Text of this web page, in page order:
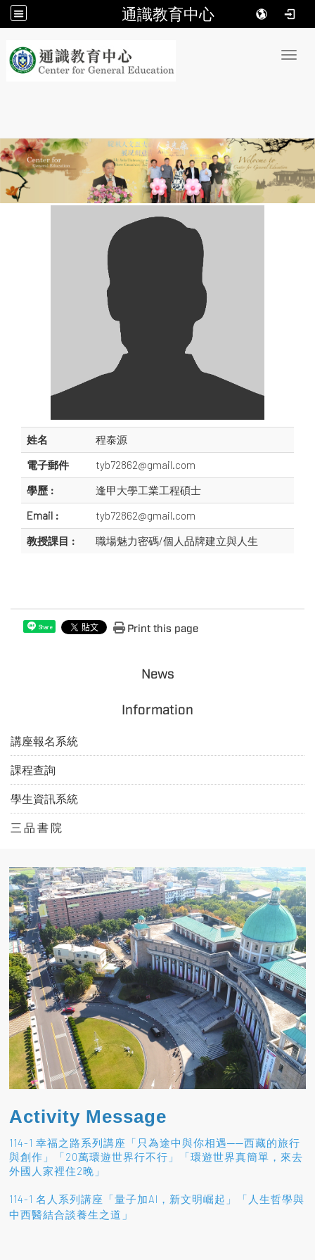
通識教育中心
姓名
程泰源
電子郵件
tyb72862@gmail.com
學歷 :
逢甲大學工業工程碩士
Email :
tyb72862@gmail.com
教授課目 :
職場魅力密碼/個人品牌建立與人生
Share Print this page
News
Information
講座報名系統
課程查詢
學生資訊系統
三 品 書 院
Activity Message
114-1 幸福之路系列講座「只為途中與你相遇──西藏的旅行
與創作」「20萬環遊世界行不行」「環遊世界真簡單，來去
外國人家裡住2晚」
114-1 名人系列講座「量子加AI，新文明崛起」「人生哲學與
中西醫結合談養生之道 」